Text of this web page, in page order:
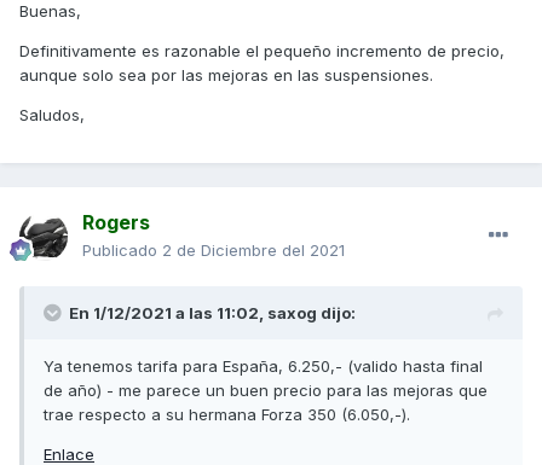
Buenas,
Definitivamente es razonable el pequeño incremento de precio,
aunque solo sea por las mejoras en las suspensiones.
Saludos,
Rogers
Publicado 2 de Diciembre del 2021
En 1/12/2021 a las 11:02, saxog dijo:
Ya tenemos tarifa para España, 6.250,- (valido hasta final
de año) - me parece un buen precio para las mejoras que
trae respecto a su hermana Forza 350 (6.050,-).
Enlace